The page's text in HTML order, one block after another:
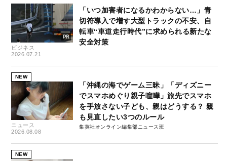
ビジネス
2026.07.21
「いつ加害者になるかわからない…」青
切符導入で増す大型トラックの不安、自
転車“車道走行時代”に求められる新たな
安全対策
NEW
ニュース
2026.08.08
「沖縄の海でゲーム三昧」「ディズニー
でスマホめぐり親子喧嘩」旅先でスマホ
を手放さない子ども、親はどうする？ 親
も見直したい3つのルール
集英社オンライン編集部ニュース班
NEW